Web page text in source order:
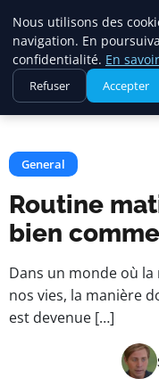
Maadi
Accueil
General
Routine matinale :
General
Routine
bien
Dans un monde où
nos vies, la manière
est devenue […]
Nous utilisons des
navigation. En
confidentialité. En
Refuser Accepter